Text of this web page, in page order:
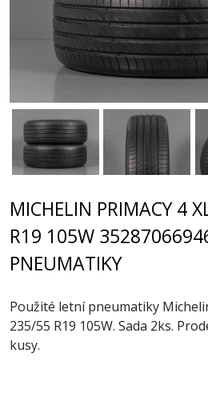
MICHELIN PRIMACY 4
R19 105W
PNEUMATIKY
Použité letní pneumatiky
235/55 R19 105W. Sada 2ks.
kusy.